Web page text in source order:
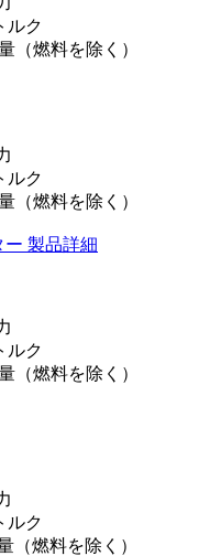
ルク
（燃料を除く）
ルク
（燃料を除く）
ー 製品詳細
ルク
（燃料を除く）
ルク
（燃料を除く）